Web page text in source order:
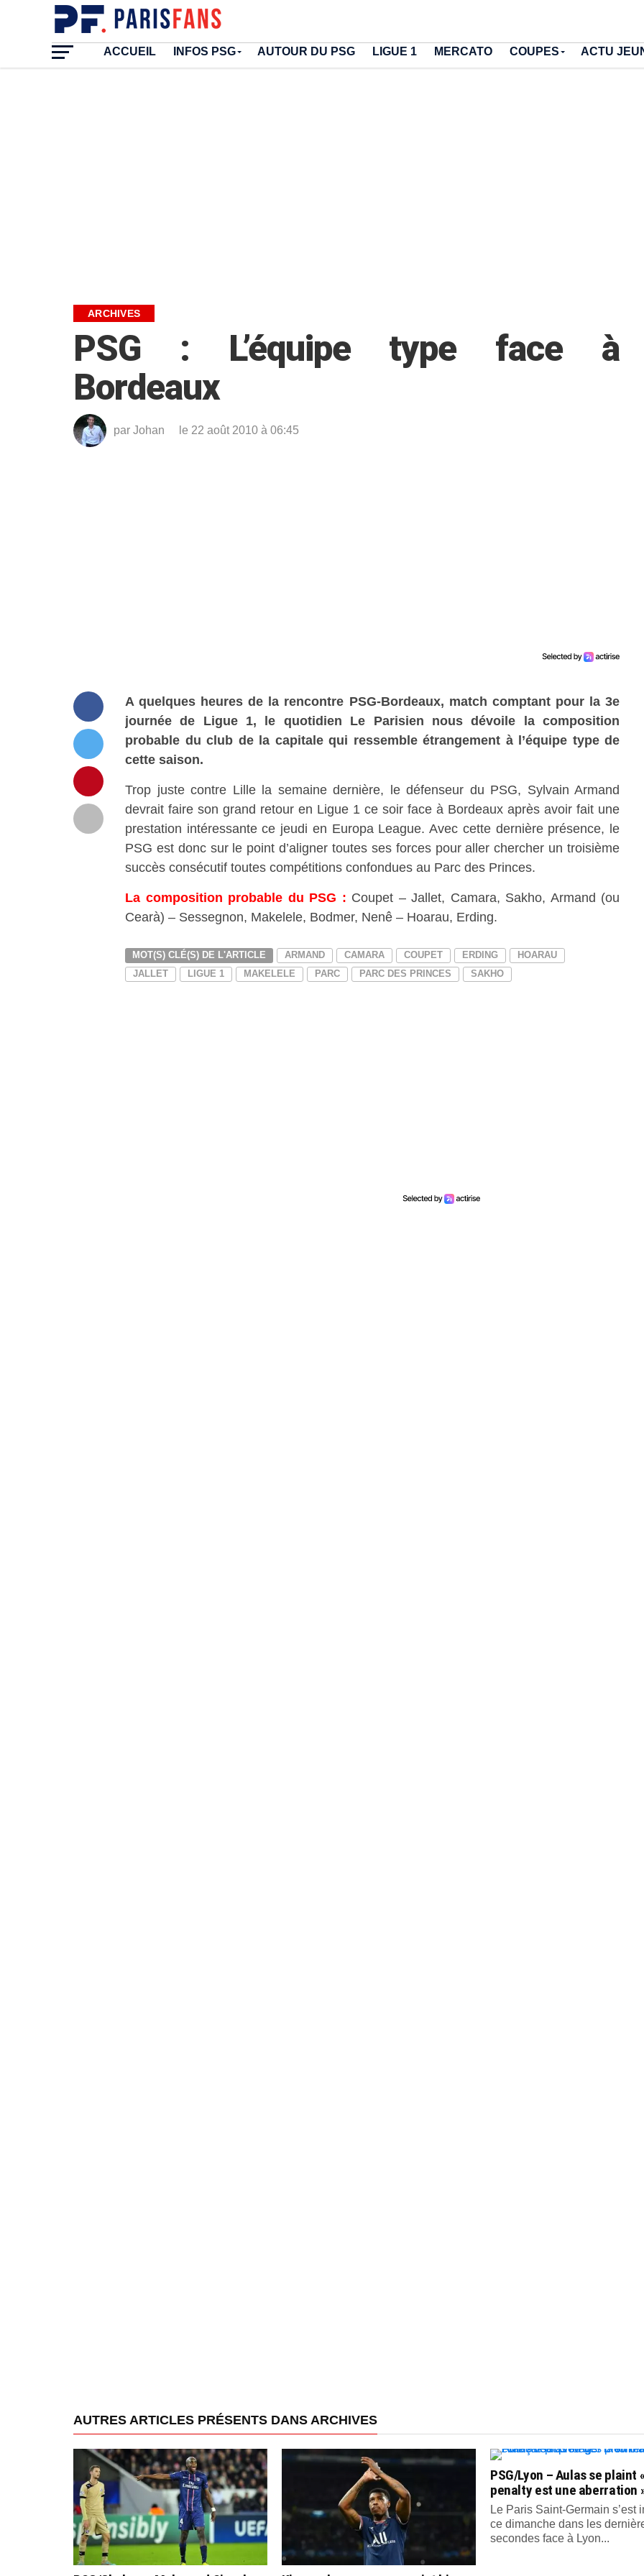
ACCUEIL INFOS PSG AUTOUR DU PSG LIGUE 1 MERCATO COUPES ACTU
ARCHIVES
PSG : L’équipe type face à
Bordeaux
par Johan le 22 août 2010 à 06:45
A quelques heures de la rencontre PSG-Bordeaux, match comptant pour la 3e
journée de Ligue 1, le quotidien Le Parisien nous dévoile la composition
probable du club de la capitale qui ressemble étrangement à l’équipe type de
cette saison.
Trop juste contre Lille la semaine dernière, le défenseur du PSG, Sylvain Armand
devrait faire son grand retour en Ligue 1 ce soir face à Bordeaux après avoir fait une
prestation intéressante ce jeudi en Europa League. Avec cette dernière présence, le
PSG est donc sur le point d’aligner toutes ses forces pour aller chercher un troisième
succès consécutif toutes compétitions confondues au Parc des Princes.
La composition probable du PSG : Coupet – Jallet, Camara, Sakho, Armand (ou
Cearà) – Sessegnon, Makelele, Bodmer, Nenê – Hoarau, Erding.
MOT(S) CLÉ(S) DE L'ARTICLE ARMAND CAMARA COUPET ERDING
HOARAU
JALLET
LIGUE 1 MAKELELE PARC PARC DES PRINCES SAKHO
AUTRES ARTICLES PRÉSENTS DANS ARCHIVES
PSG/Lyon – Aulas se plaint
penalty est une aberration
Le Paris Saint-Germain s’est
ce dimanche dans les
secondes face à Lyon...